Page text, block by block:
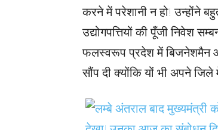
करने में परेशानी न हो! उन्होंने
उद्योगपत्तियों की पूँजी निवेश
फलस्वरूप प्रदेश में बिजनेशमैन
सौंप दी क्योंकि यों भी अपने जिले